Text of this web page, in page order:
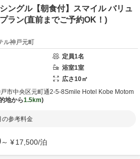
シングル【朝食付】スマイル バリュ
ラン(直前までご予約OK！)
ル神戸元町
定員1名
浴室1室
広さ10㎡
市中央区元町通2-5-8Smile Hotel Kobe Motom
地から1.5km
の参考料金
～ ¥17,500/泊